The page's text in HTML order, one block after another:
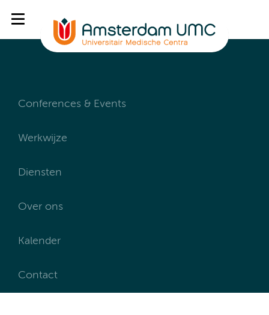
Conferences & Events
Werkwijze
Diensten
Over ons
Kalender
Contact